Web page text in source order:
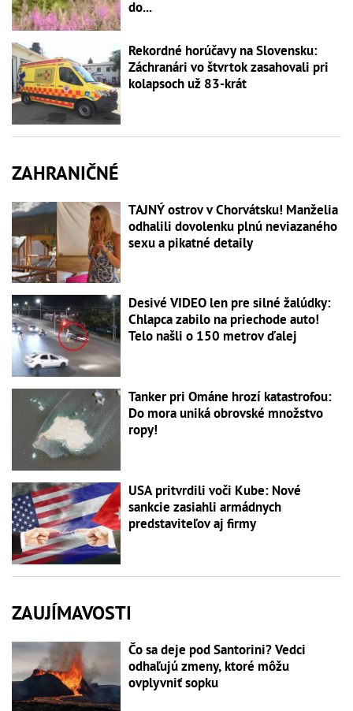
do...
Rekordné horúčavy na Slovensku:
Záchranári vo štvrtok zasahovali pri
kolapsoch už 83-krát
ZAHRANIČNÉ
TAJNÝ ostrov v Chorvátsku! Manželia
odhalili dovolenku plnú neviazaného
sexu a pikatné detaily
Desivé VIDEO len pre silné žalúdky:
Chlapca zabilo na priechode auto!
Telo našli o 150 metrov ďalej
Tanker pri Ománe hrozí katastrofou:
Do mora uniká obrovské množstvo
ropy!
USA pritvrdili voči Kube: Nové
sankcie zasiahli armádnych
predstaviteľov aj firmy
ZAUJÍMAVOSTI
Čo sa deje pod Santorini? Vedci
odhaľujú zmeny, ktoré môžu
ovplyvniť sopku